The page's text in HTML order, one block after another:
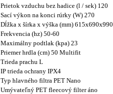
Prietok vzduchu bez hadice (l / sek) 120
Sací výkon na konci rúrky (W) 270
Dĺžka x šírka x výška (mm) 615x690x990
Frekvencia (hz) 50-60
Maximálny podtlak (kpa) 23
Priemer hrdla (cm) 50 Multifit
Trieda prachu L
IP trieda ochrany IPX4
Typ hlavného filtra PET Nano
Umývateľný PET fleecový filter áno